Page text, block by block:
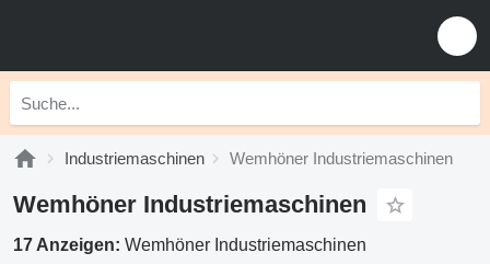
Industriemaschinen Wemhöner Industriemaschinen
Wemhöner Industriemaschinen
17 Anzeigen: Wemhöner Industriemaschinen